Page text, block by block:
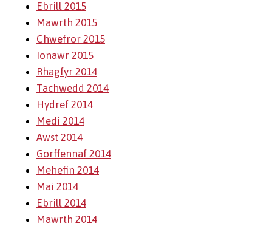
Ebrill 2015
Mawrth 2015
Chwefror 2015
Ionawr 2015
Rhagfyr 2014
Tachwedd 2014
Hydref 2014
Medi 2014
Awst 2014
Gorffennaf 2014
Mehefin 2014
Mai 2014
Ebrill 2014
Mawrth 2014